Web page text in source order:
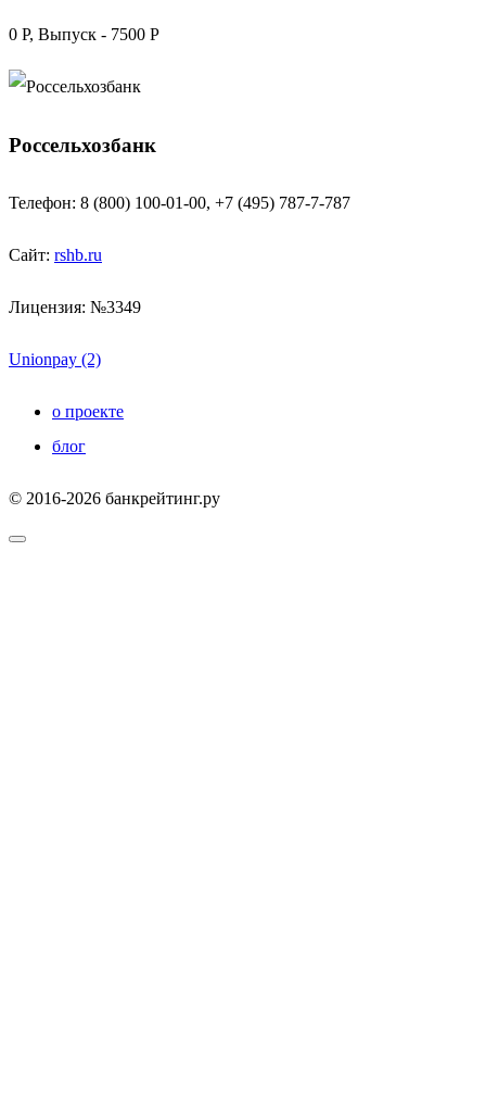
0 Р, Выпуск - 7500 Р
Россельхозбанк
Телефон: 8 (800) 100-01-00, +7 (495) 787-7-787
Сайт: rshb.ru
Лицензия: №3349
Unionpay (2)
о проекте
блог
© 2016-2026 банкрейтинг.ру